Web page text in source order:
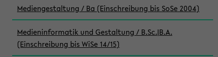
Mediengestaltung / Ba (Einschreibung bis SoSe 2004)
Medieninformatik und Gestaltung / B.Sc.|B.A.
(Einschreibung bis WiSe 14/15)